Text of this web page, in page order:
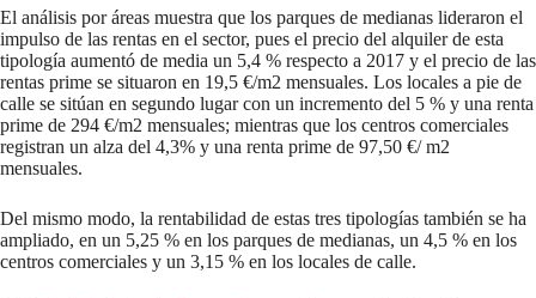
El análisis por áreas muestra que los parques de medianas lideraron el
impulso de las rentas en el sector, pues el precio del alquiler de esta
tipología aumentó de media un 5,4 % respecto a 2017 y el precio de las
rentas prime se situaron en 19,5 €/m2 mensuales. Los locales a pie de
calle se sitúan en segundo lugar con un incremento del 5 % y una renta
prime de 294 €/m2 mensuales; mientras que los centros comerciales
registran un alza del 4,3% y una renta prime de 97,50 €/ m2
mensuales.
Del mismo modo, la rentabilidad de estas tres tipologías también se ha
ampliado, en un 5,25 % en los parques de medianas, un 4,5 % en los
centros comerciales y un 3,15 % en los locales de calle.